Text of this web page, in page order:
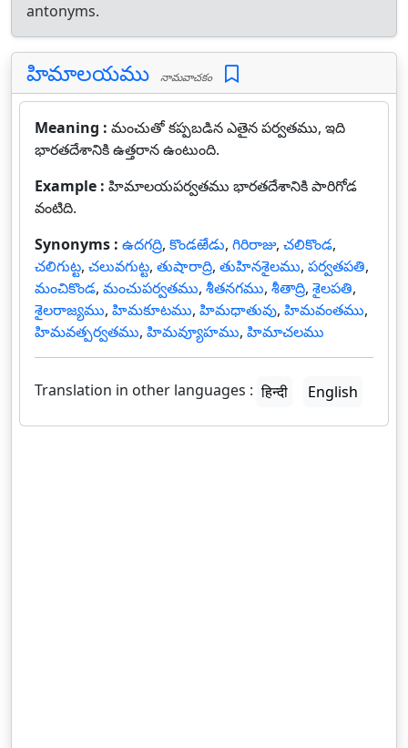
antonyms.
హిమాలయము నామవాచకం
Meaning : మంచుతో కప్పబడిన ఎతైన పర్వతము, ఇది
భారతదేశానికి ఉత్తరాన ఉంటుంది.
Example : హిమాలయపర్వతము భారతదేశానికి పారిగోడ
వంటిది.
Synonyms : ఉదగద్రి, కొండఱేడు, గిరిరాజు, చలికొండ,
చలిగుట్ట, చలువగుట్ట, తుషారాద్రి, తుహినశైలము, పర్వతపతి,
మంచికొండ, మంచుపర్వతము, శీతనగము, శీతాద్రి, శైలపతి,
శైలరాజ్యము, హిమకూటము, హిమధాతువు, హిమవంతము,
హిమవత్పర్వతము, హిమవ్యూహము, హిమాచలము
Translation in other languages : हिन्दी English